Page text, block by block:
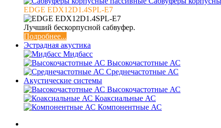
EDGE EDX12D1.4SPL-E7
Лучший бескорпусной сабвуфер.
Подробнее...
Эстрадная акустика
Мидбасс
Высокочастотные АС
Среднечастотные АС
Акустические системы
Высокочастотные АС
Коаксиальные АС
Компонентные АС